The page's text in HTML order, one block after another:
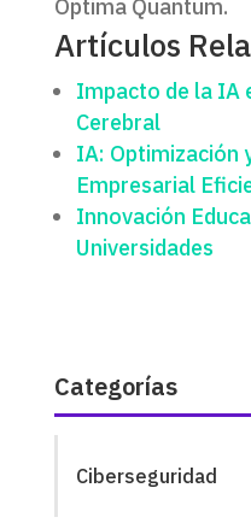
Optima Quantum.
Artículos
Impacto de la IA
Cerebral
IA: Optimización
Empresarial
Innovación
Universidades
Categorías
Ciberseguridad